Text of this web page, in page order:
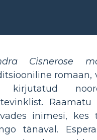
Cisnerose
kirjutatud
inimesi,
tänaval.